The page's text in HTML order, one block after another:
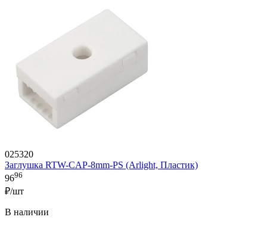
025320
Заглушка RTW-CAP-8mm-PS (Arlight, Пластик)
9696
₽/шт
В наличии